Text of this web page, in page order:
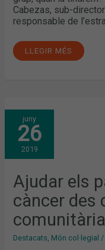
Cabezas, sub-
responsable de
LLEGIR MÉS
juny
26
2019
Ajudar els
càncer des
comunitària
Destacats Món col·legial
AJUDAR
ELS
PACIENTS
AMB
CÀNCER
DES
DE
FARMÀCIA
COMUNITÀRIA